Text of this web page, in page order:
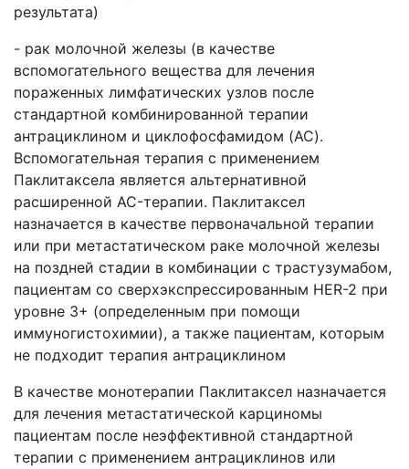
результата)
- рак молочной железы (в качестве
вспомогательного вещества для лечения
пораженных лимфатических узлов после
стандартной комбинированной терапии
антрациклином и циклофосфамидом (AC).
Вспомогательная терапия с применением
Паклитаксела является альтернативной
расширенной AC-терапии. Паклитаксел
назначается в качестве первоначальной терапии
или при метастатическом раке молочной железы
на поздней стадии в комбинации с трастузумабом,
пациентам со сверхэкспрессированным HER-2 при
уровне 3+ (определенным при помощи
иммуногистохимии), а также пациентам, которым
не подходит терапия антрациклином
В качестве монотерапии Паклитаксел назначается
для лечения метастатической карциномы
пациентам после неэффективной стандартной
терапии с применением антрациклинов или